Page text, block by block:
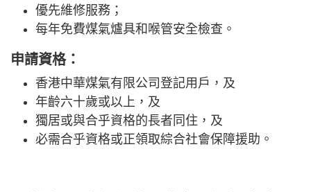
優先維修服務；
每年免費煤氣爐具和喉管安全檢查。
申請資格：
香港中華煤氣有限公司登記用戶，及
年齡六十歲或以上，及
獨居或與合乎資格的長者同住，及
必需合乎資格或正領取綜合社會保障援助。